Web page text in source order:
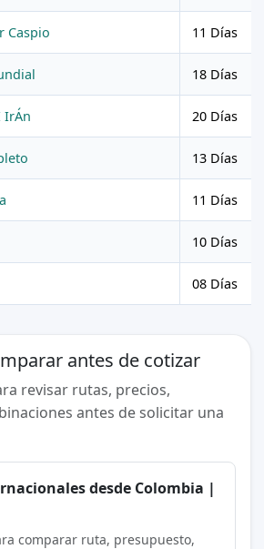
Caspio 11 Días
18 Días
IrÁn 20 Días
13 Días
11 Días
10 Días
08 Días
antes de cotizar
revisar rutas, precios,
antes de solicitar una
desde Colombia |
comparar ruta, presupuesto,